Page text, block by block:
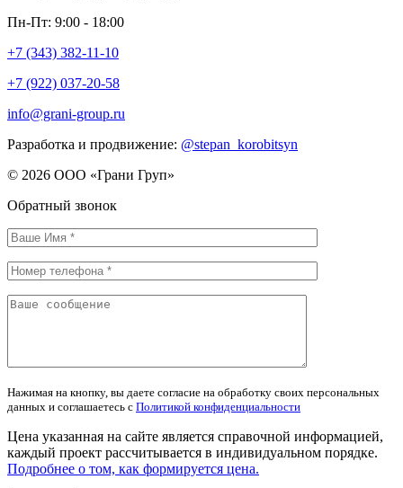
Пн-Пт: 9:00 - 18:00
+7 (343) 382-11-10
+7 (922) 037-20-58
info@grani-group.ru
Разработка и продвижение: @stepan_korobitsyn
© 2026 ООО «Грани Груп»
Обратный звонок
Нажимая на кнопку, вы даете согласие на обработку своих персональных
данных и соглашаетесь с Политикой конфиденциальности
Цена указанная на сайте является справочной информацией,
каждый проект рассчитывается в индивидуальном порядке.
Подробнее о том, как формируется цена.